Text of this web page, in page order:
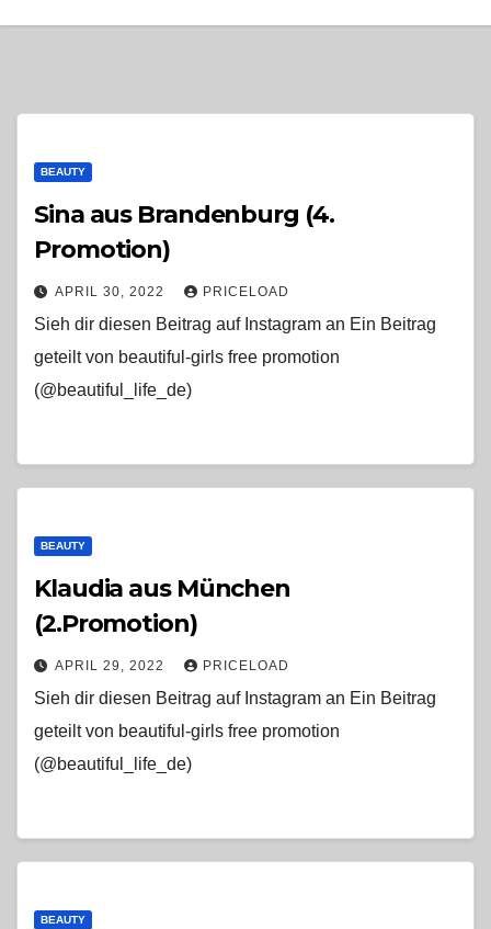
BEAUTY
Sina aus Brandenburg (4.
Promotion)
APRIL 30, 2022 PRICELOAD
Sieh dir diesen Beitrag auf Instagram an Ein Beitrag
geteilt von beautiful-girls free promotion
(@beautiful_life_de)
BEAUTY
Klaudia aus München
(2.Promotion)
APRIL 29, 2022 PRICELOAD
Sieh dir diesen Beitrag auf Instagram an Ein Beitrag
geteilt von beautiful-girls free promotion
(@beautiful_life_de)
BEAUTY